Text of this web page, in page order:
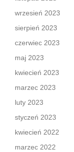
wrzesień 2023
sierpień 2023
czerwiec 2023
maj 2023
kwiecień 2023
marzec 2023
luty 2023
styczeń 2023
kwiecień 2022
marzec 2022